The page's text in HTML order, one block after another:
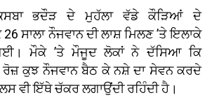
ਭਦੌੜ ਦੇ ਮੁਹੱਲਾ ਵੱਡੇ ਕੌੜਿਆਂ ਦੇ
ਸਾਲਾ ਨੌਜਵਾਨ ਦੀ ਲਾਸ਼ ਮਿਲਣ ’ਤੇ ਇਲਾਕੇ
ਮੌਕੇ ’ਤੇ ਮੌਜੂਦ ਲੋਕਾਂ ਨੇ ਦੱਸਿਆ ਕਿ
ਰੋਜ਼ ਕੁਝ ਨੌਜਵਾਨ ਬੈਠ ਕੇ ਨਸ਼ੇ ਦਾ ਸੇਵਨ ਕਰਦੇ
ਵੀ ਇੱਥੇ ਚੱਕਰ ਲਗਾਉਂਦੀ ਰਹਿੰਦੀ ਹੈ।